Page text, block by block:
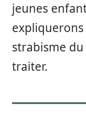
jeunes
strabisme
traiter.